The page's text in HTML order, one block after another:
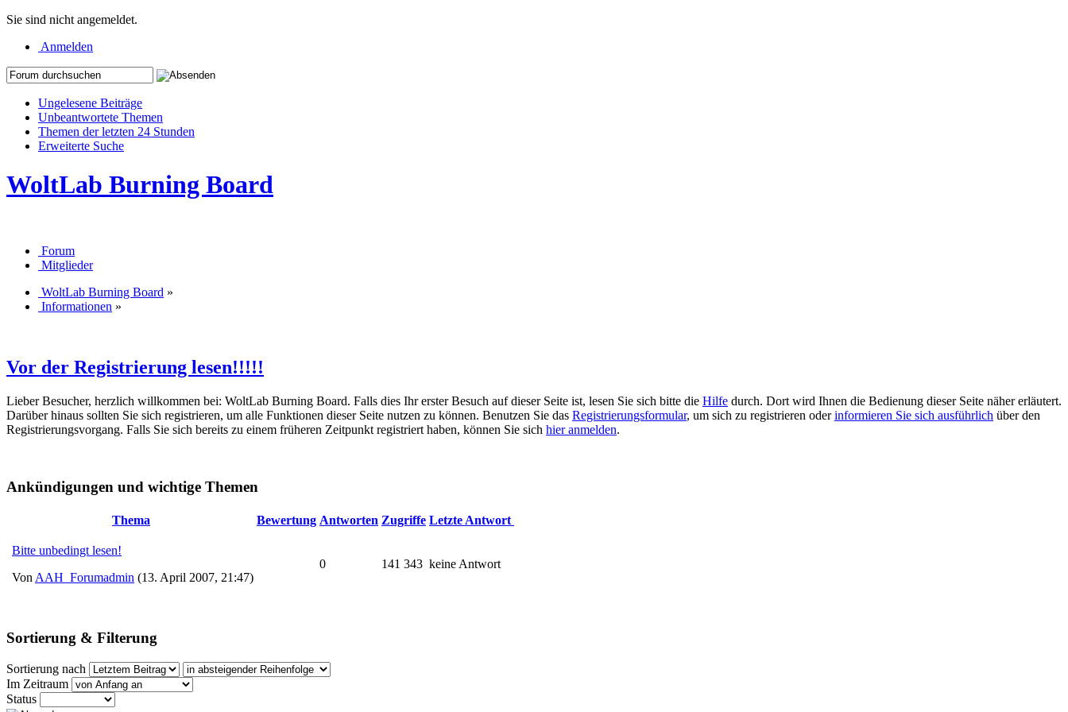
Sie sind nicht angemeldet.
Anmelden
Ungelesene Beiträge
Unbeantwortete Themen
Themen der letzten 24 Stunden
Erweiterte Suche
WoltLab Burning Board
Forum
Mitglieder
WoltLab Burning Board »
Informationen »
Vor der Registrierung lesen!!!!!
Lieber Besucher, herzlich willkommen bei: WoltLab Burning Board. Falls dies Ihr erster Besuch auf dieser Seite ist, lesen Sie sich bitte die Hilfe durch. Dort wird Ihnen die Bedienung dieser Seite näher erläutert.
Darüber hinaus sollten Sie sich registrieren, um alle Funktionen dieser Seite nutzen zu können. Benutzen Sie das Registrierungsformular, um sich zu registrieren oderinformieren Sie sich ausführlich über den
Registrierungsvorgang. Falls Sie sich bereits zu einem früheren Zeitpunkt registriert haben, können Sie sich hier anmelden.
Ankündigungen und wichtige Themen
Thema Bewertung Antworten Zugriffe Letzte Antwort
Bitte unbedingt lesen!
Von AAH_Forumadmin (13. April 2007, 21:47)
0 141 343 keine Antwort
Sortierung & Filterung
Sortierung nach
Im Zeitraum
Status